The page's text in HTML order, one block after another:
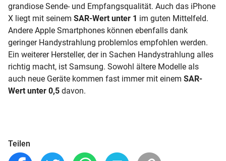
grandiose Sende- und Empfangsqualität. Auch das iPhone
X liegt mit seinem SAR-Wert unter 1 im guten Mittelfeld.
Andere Apple Smartphones können ebenfalls dank
geringer Handystrahlung problemlos empfohlen werden.
Ein weiterer Hersteller, der in Sachen Handystrahlung alles
richtig macht, ist Samsung. Sowohl ältere Modelle als
auch neue Geräte kommen fast immer mit einem SAR-
Wert unter 0,5 davon.
Teilen